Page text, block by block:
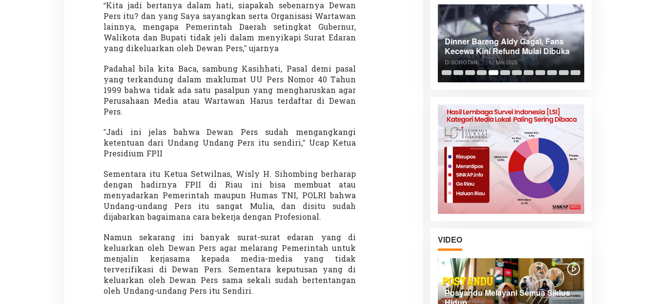
“Kita jadi bertanya dalam hati, siapakah sebenarnya Dewan
Pers itu? dan yang Saya sayangkan serta Organisasi Wartawan
lainnya, mengapa Pemerintah Daerah setingkat Gubernur,
Walikota dan Bupati tidak jeli dalam menyikapi Surat Edaran
yang dikeluarkan oleh Dewan Pers,” ujarnya
Padahal bila kita Baca, sambung Kasihhati, Pasal demi pasal
yang terkandung dalam maklumat UU Pers Nomor 40 Tahun
1999 bahwa tidak ada satu pasalpun yang mengharuskan agar
Perusahaan Media atau Wartawan Harus terdaftar di Dewan
Pers.
”Jadi ini jelas bahwa Dewan Pers sudah mengangkangi
ketentuan dari Undang Undang Pers itu sendiri,” Ucap Ketua
Presidium FPII
Sementara itu Ketua Setwilnas, Wisly H. Sihombing berharap
dengan hadirnya FPII di Riau ini bisa membuat atau
menyadarkan Pemerintah maupun Humas TNI, POLRI bahwa
Undang-undang Pers itu sangat Mulia, dan disitu sudah
dijabarkan bagaimana cara bekerja dengan Profesional.
Namun sekarang ini banyak surat-surat edaran yang di
keluarkan oleh Dewan Pers agar melarang Pemerintah untuk
menjalin kerjasama kepada media-media yang tidak
terverifikasi di Dewan Pers. Sementara keputusan yang di
keluarkan oleh Dewan Pers sama sekali sudah bertentangan
oleh Undang-undang Pers itu Sendiri.
Demonstrasi Gen-Z Guncang
Nepal, PM Mundur Mendadak
Menteri Nusron: Patok Batas Tanah
Cegah Konflik dan Dukung
Rekognisi Sejarah Kerajaan Siak
Dinner Bareng Aldy Gagal, Fans
Kecewa Kini Refund Mulai Dibuka
Di SOROTAN | 12 Mei 2025
VIDEO
Partisipasi Pemuda dalam
Posyandu Melayani Semua Siklus